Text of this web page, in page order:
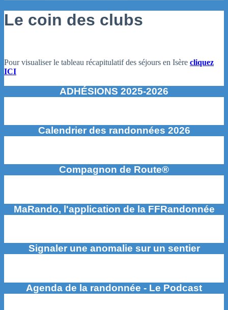
Le coin des clubs
Pour visualiser le tableau récapitulatif des séjours en Isère cliquez
ICI
ADHÉSIONS 2025-2026
Calendrier des randonnées 2026
Compagnon de Route®
MaRando, l'application de la FFRandonnée
Signaler une anomalie sur un sentier
Agenda de la randonnée - Le Podcast